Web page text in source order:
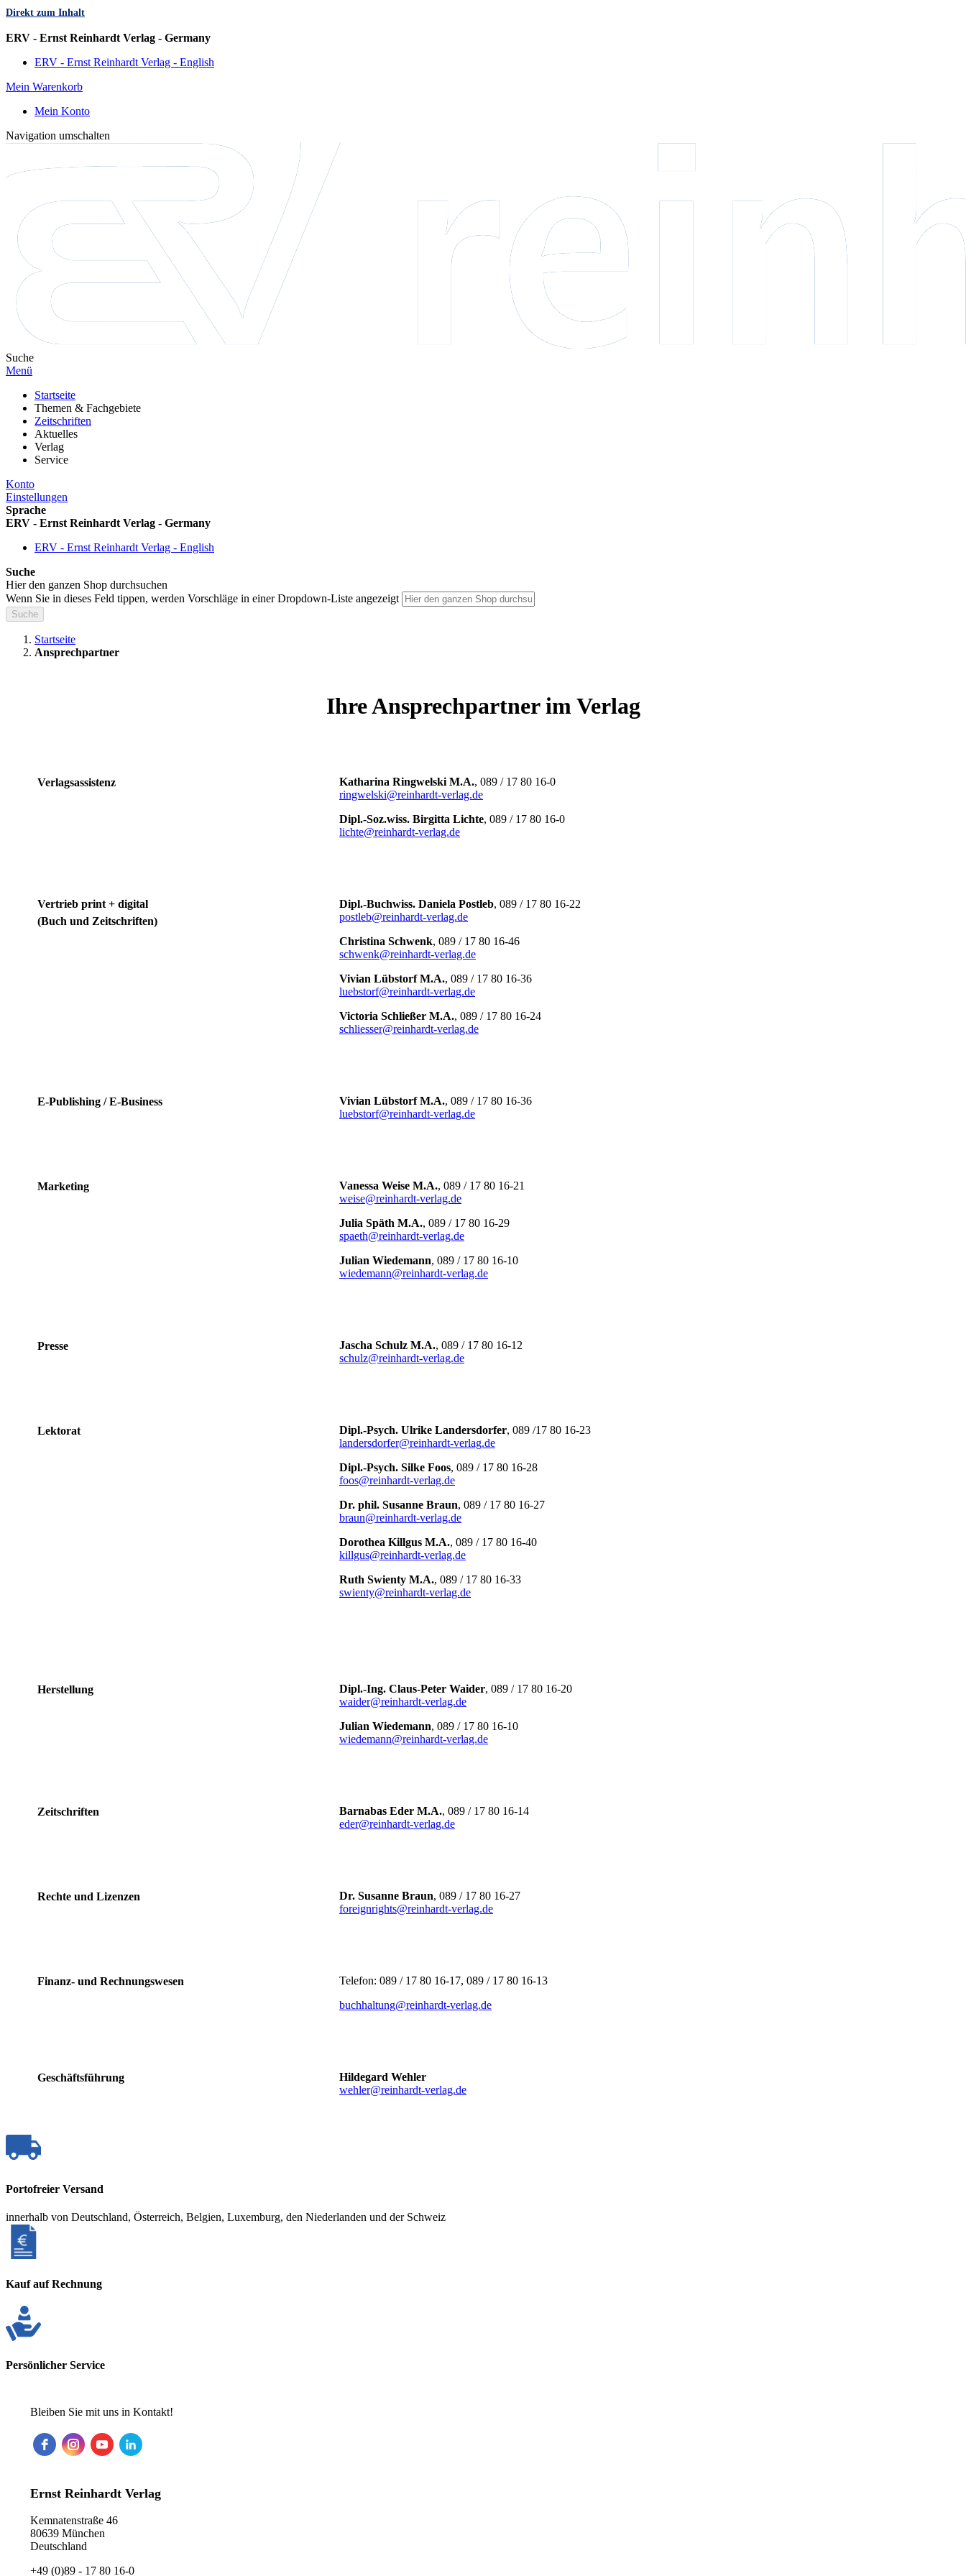
Direkt zum Inhalt
ERV - Ernst Reinhardt Verlag - Germany
ERV - Ernst Reinhardt Verlag - English
Mein Warenkorb
Mein Konto
Navigation umschalten
Suche
Menü
Startseite
Themen & Fachgebiete
Zeitschriften
Aktuelles
Verlag
Service
Konto
Einstellungen
Sprache
ERV - Ernst Reinhardt Verlag - Germany
ERV - Ernst Reinhardt Verlag - English
Suche
Hier den ganzen Shop durchsuchen
Wenn Sie in dieses Feld tippen, werden Vorschläge in einer Dropdown-Liste angezeigt
Suche
Startseite
Ansprechpartner
Ihre Ansprechpartner im Verlag
Verlagsassistenz Katharina Ringwelski M.A., 089 / 17 80 16-0
ringwelski@reinhardt-verlag.de
Dipl.-Soz.wiss. Birgitta Lichte, 089 / 17 80 16-0
lichte@reinhardt-verlag.de
Vertrieb print + digital
(Buch und Zeitschriften)
Dipl.-Buchwiss. Daniela Postleb, 089 / 17 80 16-22
postleb@reinhardt-verlag.de
Christina Schwenk, 089 / 17 80 16-46
schwenk@reinhardt-verlag.de
Vivian Lübstorf M.A., 089 / 17 80 16-36
luebstorf@reinhardt-verlag.de
Victoria Schließer M.A., 089 / 17 80 16-24
schliesser@reinhardt-verlag.de
E-Publishing / E-Business Vivian Lübstorf M.A., 089 / 17 80 16-36
luebstorf@reinhardt-verlag.de
Marketing Vanessa Weise M.A., 089 / 17 80 16-21
weise@reinhardt-verlag.de
Julia Späth M.A., 089 / 17 80 16-29
spaeth@reinhardt-verlag.de
Julian Wiedemann, 089 / 17 80 16-10
wiedemann@reinhardt-verlag.de
Presse Jascha Schulz M.A., 089 / 17 80 16-12
schulz@reinhardt-verlag.de
Lektorat Dipl.-Psych. Ulrike Landersdorfer, 089 /17 80 16-23
landersdorfer@reinhardt-verlag.de
Dipl.-Psych. Silke Foos, 089 / 17 80 16-28
foos@reinhardt-verlag.de
Dr. phil. Susanne Braun, 089 / 17 80 16-27
braun@reinhardt-verlag.de
Dorothea Killgus M.A., 089 / 17 80 16-40
killgus@reinhardt-verlag.de
Ruth Swienty M.A., 089 / 17 80 16-33
swienty@reinhardt-verlag.de
Herstellung Dipl.-Ing. Claus-Peter Waider, 089 / 17 80 16-20
waider@reinhardt-verlag.de
Julian Wiedemann, 089 / 17 80 16-10
wiedemann@reinhardt-verlag.de
Zeitschriften Barnabas Eder M.A., 089 / 17 80 16-14
eder@reinhardt-verlag.de
Rechte und Lizenzen Dr. Susanne Braun, 089 / 17 80 16-27
foreignrights@reinhardt-verlag.de
Finanz- und Rechnungswesen
Telefon: 089 / 17 80 16-17, 089 / 17 80 16-13
buchhaltung@reinhardt-verlag.de
Geschäftsführung
Hildegard Wehler
wehler@reinhardt-verlag.de
Portofreier Versand
innerhalb von Deutschland, Österreich, Belgien, Luxemburg, den Niederlanden und der Schweiz
Kauf auf Rechnung
Persönlicher Service
Bleiben Sie mit uns in Kontakt!
Ernst Reinhardt Verlag
Kemnatenstraße 46
80639 München
Deutschland
+49 (0)89 - 17 80 16-0